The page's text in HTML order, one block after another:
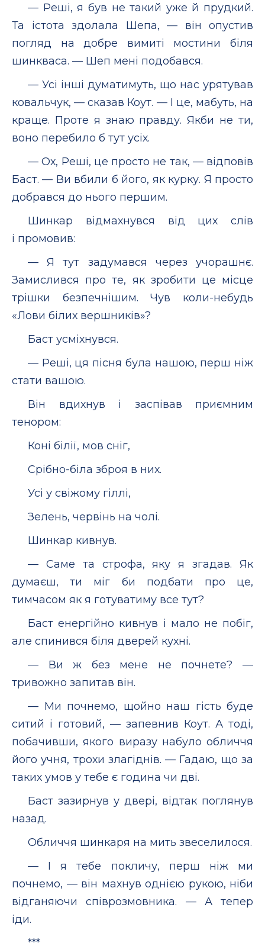
— Реші, я був не такий уже й прудкий.
Та істота здолала Шепа, — він опустив
погляд на добре вимиті мостини біля
шинкваса. — Шеп мені подобався.
— Усі інші думатимуть, що нас урятував
ковальчук, — сказав Коут. — І це, мабуть, на
краще. Проте я знаю правду. Якби не ти,
воно перебило б тут усіх.
— Ох, Реші, це просто не так, — відповів
Баст. — Ви вбили б його, як курку. Я просто
добрався до нього першим.
Шинкар відмахнувся від цих слів
і промовив:
— Я тут задумався через учорашнє.
Замислився про те, як зробити це місце
трішки безпечнішим. Чув коли-небудь
«Лови білих вершників»?
Баст усміхнувся.
— Реші, ця пісня була нашою, перш ніж
стати вашою.
Він вдихнув і заспівав приємним
тенором:
Коні білії, мов сніг,
Срібно-біла зброя в них.
Усі у свіжому гіллі,
Зелень, червінь на чолі.
Шинкар кивнув.
— Саме та строфа, яку я згадав. Як
думаєш, ти міг би подбати про це,
тимчасом як я готуватиму все тут?
Баст енергійно кивнув і мало не побіг,
але спинився біля дверей кухні.
— Ви ж без мене не почнете? —
тривожно запитав він.
— Ми почнемо, щойно наш гість буде
ситий і готовий, — запевнив Коут. А тоді,
побачивши, якого виразу набуло обличчя
його учня, трохи злагіднів. — Гадаю, що за
таких умов у тебе є година чи дві.
Баст зазирнув у двері, відтак поглянув
назад.
Обличчя шинкаря на мить звеселилося.
— І я тебе покличу, перш ніж ми
почнемо, — він махнув однією рукою, ніби
відганяючи співрозмовника. — А тепер
іди.
***